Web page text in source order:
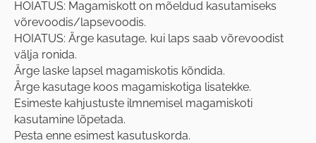
HOIATUS: Magamiskott on mõeldud kasutamiseks
võrevoodis/lapsevoodis.
HOIATUS: Ärge kasutage, kui laps saab võrevoodist
välja ronida.
Ärge laske lapsel magamiskotis kõndida.
Ärge kasutage koos magamiskotiga lisatekke.
Esimeste kahjustuste ilmnemisel magamiskoti
kasutamine lõpetada.
Pesta enne esimest kasutuskorda.